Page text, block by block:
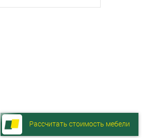
Рассчитать стоимость мебели